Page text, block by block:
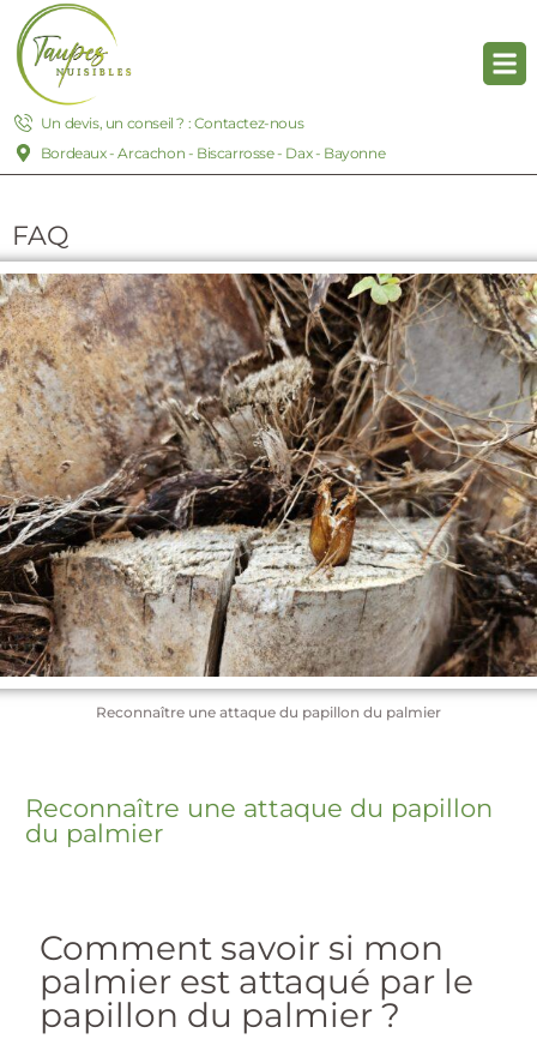
Un devis, un conseil ? : Contactez-nous
Bordeaux - Arcachon - Biscarrosse - Dax - Bayonne
FAQ
Reconnaître une attaque du papillon du palmier
Reconnaître une attaque du papillon
du palmier
Comment savoir si mon
palmier est attaqué par le
papillon du palmier ?